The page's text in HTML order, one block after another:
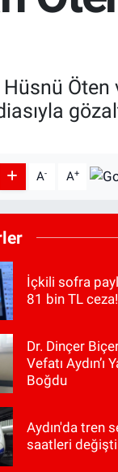
Öten
A- A+
İçkili sofra
81 bin TL ceza!
Dr. Dinçer
Vefatı Aydın’ı
Boğdu
Aydın'da tren
saatleri